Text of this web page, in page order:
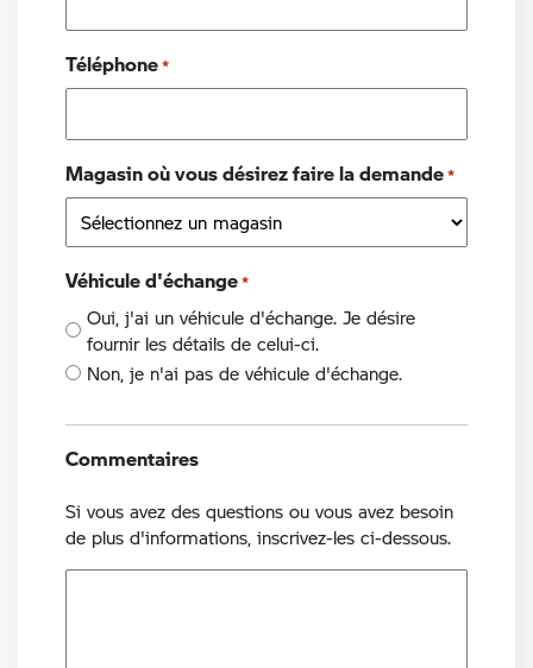
Téléphone*
Magasin où vous désirez faire la demande*
Véhicule d'échange*
Oui, j'ai un véhicule d'échange. Je désire
fournir les détails de celui-ci.
Non, je n'ai pas de véhicule d'échange.
Commentaires
Si vous avez des questions ou vous avez besoin
de plus d'informations, inscrivez-les ci-dessous.